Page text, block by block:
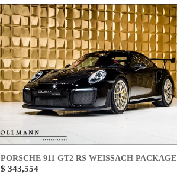
PORSCHE 911 GT2 RS WEISSACH PACKAGE
$ 343,554